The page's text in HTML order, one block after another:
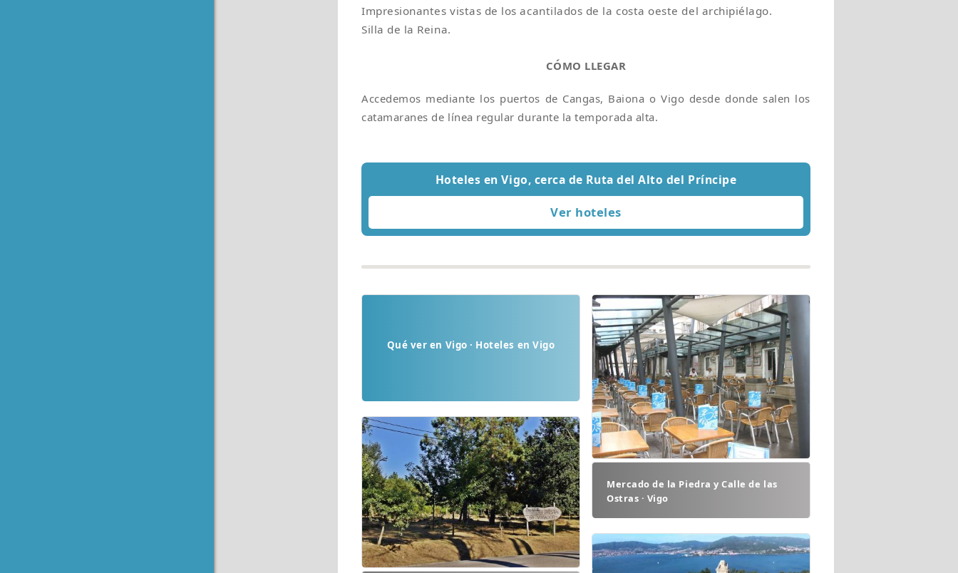
Impresionantes vistas de los acantilados de la costa oeste del archipiélago.
Silla de la Reina.
CÓMO LLEGAR
Accedemos mediante los puertos de Cangas, Baiona o Vigo desde donde salen los
catamaranes de línea regular durante la temporada alta.
Hoteles en Vigo, cerca de Ruta del Alto del Príncipe
Qué ver en Vigo · Hoteles en Vigo
Mercado de la Piedra y Calle de las
Ostras · Vigo